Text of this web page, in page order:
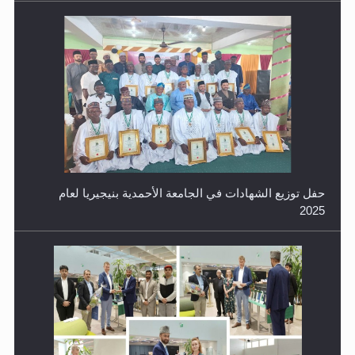
معرض القرآن الكريم لمدة ثلاثين يوما في مكتبة مدينة
ريهيماكي في فنلند